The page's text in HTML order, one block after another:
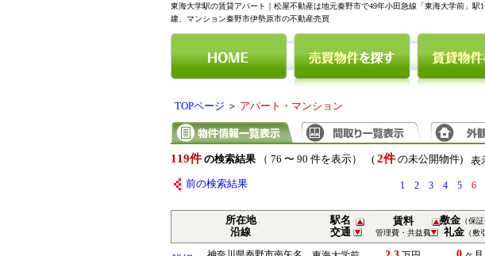
東海大学駅の賃貸アパート｜松屋不動産は地元秦野市で49年小田急線「東海大学前」
建、マンション秦野市伊勢原市の不動産売買
TOPページ ＞ アパート・マンション
119件 の検索結果（ 76 〜 90 件を表示） ( 2件の未公開物件) 表
前の検索結果 1 2 3 4 5 6
所在地
沿線
駅名
交通
賃料
管理費・共益費
敷金 （保証
礼金 （敷